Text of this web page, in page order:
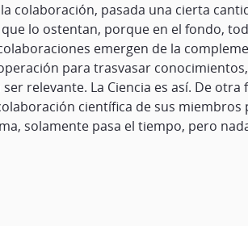
colaboración, pasada una cierta
lo ostentan, porque en el fondo,
emergen de la
para trasvasar
relevante. La Ciencia es así. De
científica de sus miembros
solamente pasa el tiempo, pero